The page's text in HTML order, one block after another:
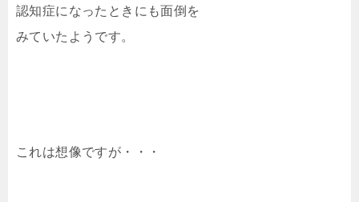
認知症になったときにも面倒を
みていたようです。
これは想像ですが・・・